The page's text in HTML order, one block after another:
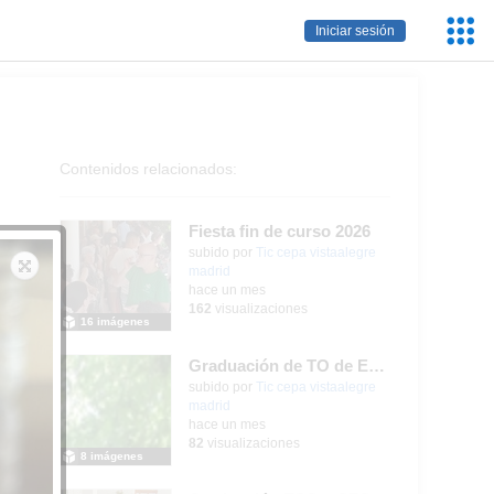
Iniciar sesión
Contenidos relacionados:
Fiesta fin de curso 2026
subido por Tic cepa vistaalegre
madrid
16 imágenes
hace un mes
162 visualizaciones
Graduación de TO de Empleo Doméstico
subido por Tic cepa vistaalegre
madrid
8 imágenes
hace un mes
82 visualizaciones